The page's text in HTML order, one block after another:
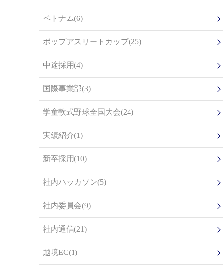
ベトナム(6)
ポップアスリートカップ(25)
中途採用(4)
国際事業部(3)
学童軟式野球全国大会(24)
実績紹介(1)
新卒採用(10)
社内ハッカソン(5)
社内委員会(9)
社内通信(21)
越境EC(1)